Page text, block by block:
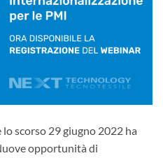
scorso 29 giugno 2022 ha
opportunità di